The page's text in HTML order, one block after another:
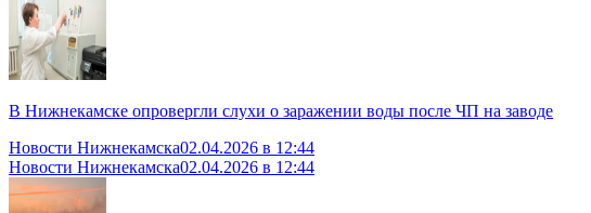
В Нижнекамске опровергли слухи о заражении воды после ЧП на заводе
Новости Нижнекамска02.04.2026 в 12:44
Новости Нижнекамска02.04.2026 в 12:44